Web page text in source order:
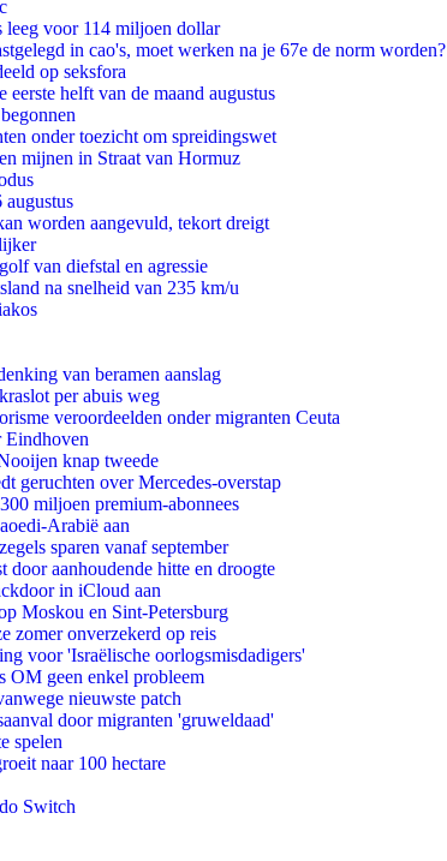
voor 114 miljoen dollar
in cao's, moet werken na je 67e de norm worden?
op seksfora
helft van de maand augustus
onder toezicht om spreidingswet
mijnen in Straat van Hormuz
worden aangevuld, tekort dreigt
van diefstal en agressie
na snelheid van 235 km/u
van beramen aanslag
per abuis weg
veroordeelden onder migranten Ceuta
Eindhoven
knap tweede
geruchten over Mercedes-overstap
miljoen premium-abonnees
Arabië aan
sparen vanaf september
door aanhoudende hitte en droogte
in iCloud aan
Moskou en Sint-Petersburg
zomer onverzekerd op reis
voor 'Israëlische oorlogsmisdadigers'
OM geen enkel probleem
nieuwste patch
door migranten 'gruweldaad'
spelen
naar 100 hectare
Switch